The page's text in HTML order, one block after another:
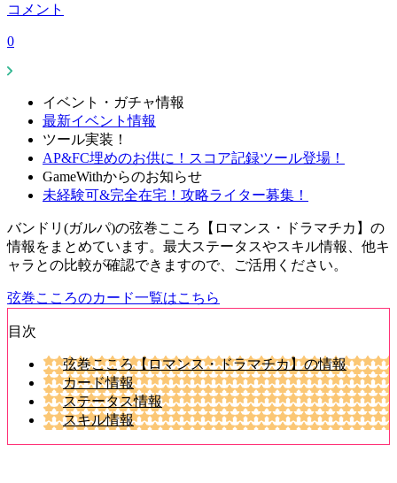
コメント
0
イベント・ガチャ情報
最新イベント情報
ツール実装！
AP&FC埋めのお供に！スコア記録ツール登場！
GameWithからのお知らせ
未経験可&完全在宅！攻略ライター募集！
バンドリ(ガルパ)の弦巻こころ【ロマンス・ドラマチカ】の
情報をまとめています。最大ステータスやスキル情報、他キ
ャラとの比較が確認できますので、ご活用ください。
弦巻こころのカード一覧はこちら
目次
弦巻こころ【ロマンス・ドラマチカ】の情報
カード情報
ステータス情報
スキル情報